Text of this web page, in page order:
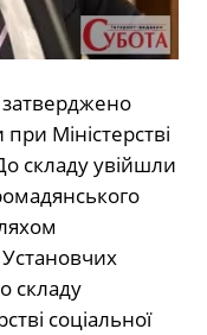
Міністерстві
складу увійшли
складу
соціальної